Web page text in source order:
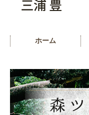
ホーム